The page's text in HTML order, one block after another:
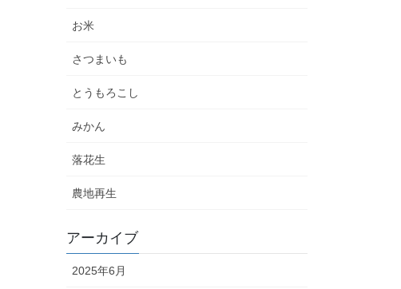
お米
さつまいも
とうもろこし
みかん
落花生
農地再生
アーカイブ
2025年6月